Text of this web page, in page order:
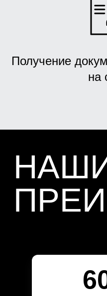
Получение
на